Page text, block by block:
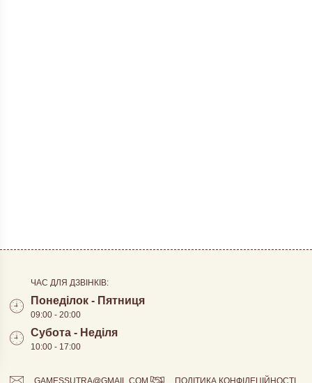
ЧАС ДЛЯ ДЗВІНКІВ:
Понеділок - Пятниця
09:00 - 20:00
Субота - Неділя
10:00 - 17:00
GAMESSUTRA@GMAIL.COM ПОЛІТИКА КОНФІДЕЦІЙНОСТІ